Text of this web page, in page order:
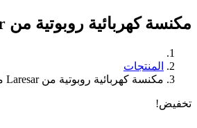
مكنسة كهربائية روبوتية من Laresar موديل Evol 3S أبيض
المنتجات
مكنسة كهربائية روبوتية من Laresar موديل Evol 3S أبيض
تخفيض!